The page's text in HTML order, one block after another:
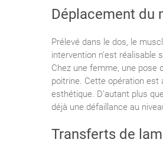
Déplacement du
Prélevé dans le dos, le
intervention n’est réalisable
Chez une femme, une pose
poitrine. Cette opération est
esthétique. D’autant plus
déjà une défaillance au
Transferts de